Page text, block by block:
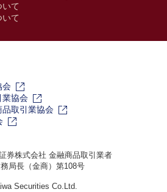
いて
いて
会
業協会
取引業協会
券株式会社 金融商品取引業者
局長（金商）第108号
Securities Co.Ltd.